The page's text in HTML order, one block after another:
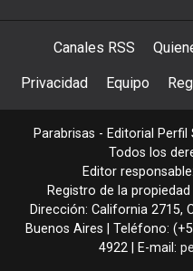
Canales RSS
Privacidad Equipo
Parabrisas - Editorial Perfil
Todos los
Editor
Registro de la
Dirección: California 2715,
Buenos Aires | Teléfono:
4922 | E-mail: